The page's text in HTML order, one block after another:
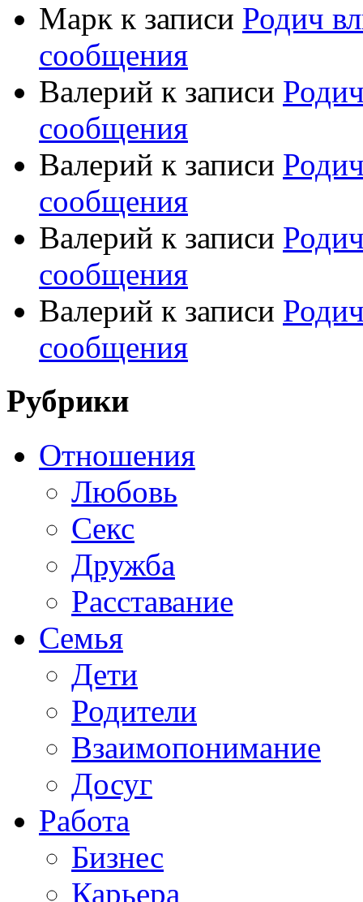
Марк к записи Родич
сообщения
Валерий к записи
сообщения
Валерий к записи
сообщения
Валерий к записи
сообщения
Валерий к записи
сообщения
Рубрики
Отношения
Любовь
Секс
Дружба
Расставание
Семья
Дети
Родители
Взаимопонимание
Досуг
Работа
Бизнес
Карьера